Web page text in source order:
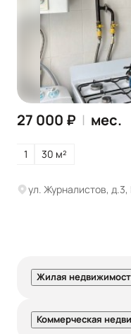
27 000 ₽ | мес.
1 30 м²
ул. Журналистов,
Жилая
Коммерческая